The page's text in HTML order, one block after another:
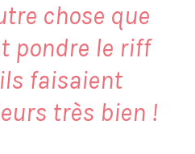
chose que
pondre le riff
faisaient
très bien !